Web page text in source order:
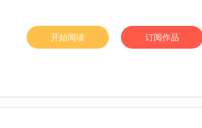
开始阅读 订阅作品